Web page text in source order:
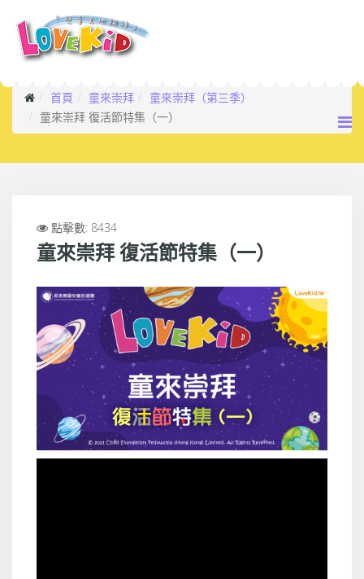
首頁 童來崇拜
童來崇拜（第三季）
童來崇拜 復活節特集（一）
點擊數: 8434
童來崇拜 復活節特集（一）